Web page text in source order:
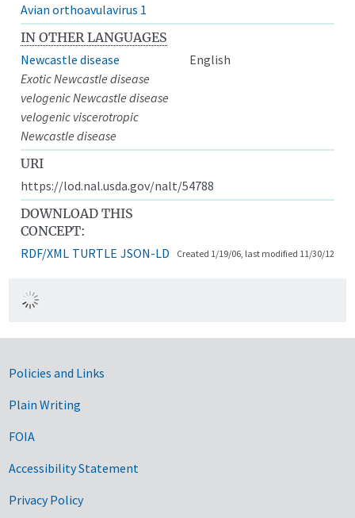
Avian orthoavulavirus 1
IN OTHER LANGUAGES
Newcastle disease
English
Exotic Newcastle disease
velogenic Newcastle disease
velogenic viscerotropic
Newcastle disease
URI
https://lod.nal.usda.gov/nalt/54788
DOWNLOAD THIS
CONCEPT:
RDF/XML TURTLE JSON-LD Created 1/19/06, last modified 11/30/12
Government Links
Policies and Links
Plain Writing
FOIA
Accessibility Statement
Privacy Policy